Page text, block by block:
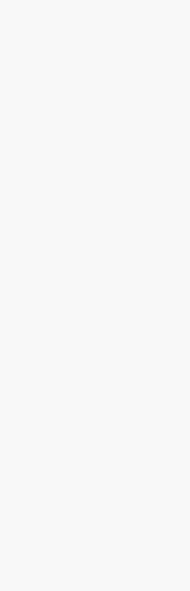
dễ phát sinh thừa)
từng việc chênh